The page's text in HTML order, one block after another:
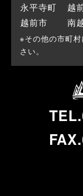
永平寺町
越
越前市
南
※その他の市町
さい。